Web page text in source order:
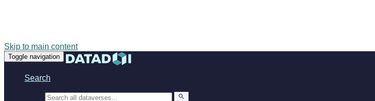
Skip to main content
Toggle navigation
Search